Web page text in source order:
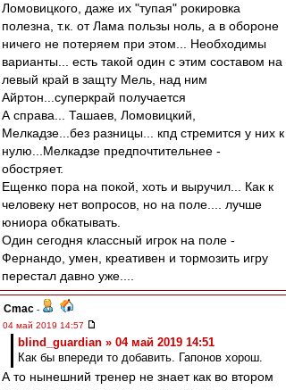
Ломовицкого, даже их "тупая" рокировка
полезна, т.к. от Лама пользы ноль, а в обороне
ничего не потеряем при этом... Необходимы
варианты... есть такой один с этим составом на
левый край в защту Мель, над ним
Айртон...суперкрай получается
А справа... Ташаев, Ломовицкий,
Мелкадзе...без разницы... кпд стремится у них к
нулю...Мелкадзе предпочтительнее -
обостряет.
Ещенко пора на покой, хоть и выручил... Как к
человеку нет вопросов, но на поле.... лучше
юниора обкатывать.
Один сегодня классный игрок на поле -
Фернандо, умен, креативен и тормозить игру
перестал давно уже....
Cmac -
04 май 2019 14:57
blind_guardian » 04 май 2019 14:51
Как бы впереди то добавить. Гапонов хорош.
А то нынешний тренер не знает как во втором